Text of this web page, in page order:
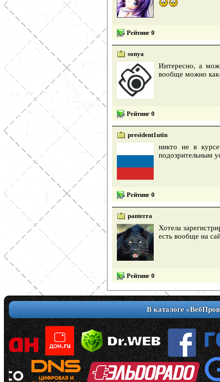
Рейтинг 0
sonya
Интересно, а
вообще можно
Рейтинг 0
president1utin
никто не в
подозрительным
Рейтинг 0
panterra
Хотела
есть вообще на
Рейтинг 0
В каталоге